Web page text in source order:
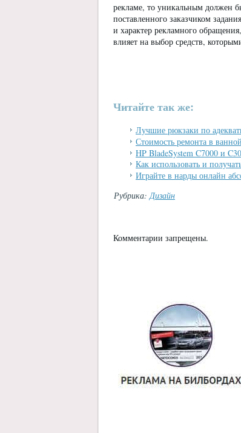
рекламе, то уникальным должен
поставленного заказчиком
и характер рекламного
влияет на выбор средств,
Читайте так же:
Лучшие рюкзаки по
Стоимость ремонта в
HP BladeSystem C7000 и
Как использовать и
Играйте в нарды онлайн
Рубрика:Дизайн
Комментарии запрещены.